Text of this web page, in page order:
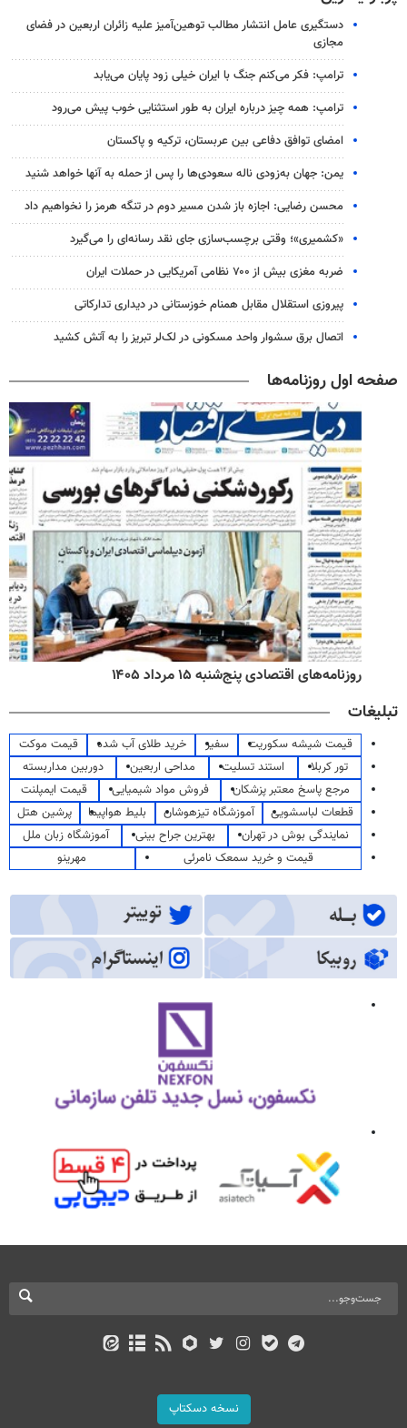
دستگیری عامل انتشار مطالب توهین‌آمیز علیه زائران اربعین در فضای
مجازی
ترامپ: فکر می‌کنم جنگ با ایران خیلی زود پایان می‌یابد
ترامپ: همه چیز درباره ایران به طور استثنایی خوب پیش می‌رود
امضای توافق دفاعی بین عربستان، ترکیه و پاکستان
یمن: جهان به‌زودی ناله سعودی‌ها را پس از حمله به آنها خواهد شنید
محسن رضایی: اجازه باز شدن مسیر دوم در تنگه هرمز را نخواهیم داد
«کشمیری»؛ وقتی برچسب‌سازی جای نقد رسانه‌ای را می‌گیرد
ضربه مغزی بیش از ۷۰۰ نظامی آمریکایی در حملات ایران
پیروزی استقلال مقابل همنام خوزستانی در دیداری تدارکاتی
اتصال برق سشوار واحد مسکونی در لک‌لر تبریز را به آتش کشید
صفحه اول روزنامه‌ها
روزنامه‌های اقتصادی پنج‌شنبه ۱۵ مرداد ۱۴۰۵
تبلیغات
قیمت شیشه سکوریت سفیر خرید طلای آب شده
قیمت موکت
تور کربلا
استند تسلیت مداحی اربعین
دوربین مداربسته
مرجع پاسخ معتبر پزشکان
فروش مواد شیمیایی
قیمت ایمپلنت
قطعات لباسشویی
آموزشگاه تیزهوشان بلیط هواپیما
پرشین هتل
نمایندگی بوش در تهران
بهترین جراح بینی
آموزشگاه زبان ملل
قیمت و خرید سمعک نامرئی
مهرینو
نسخه دسکتاپ